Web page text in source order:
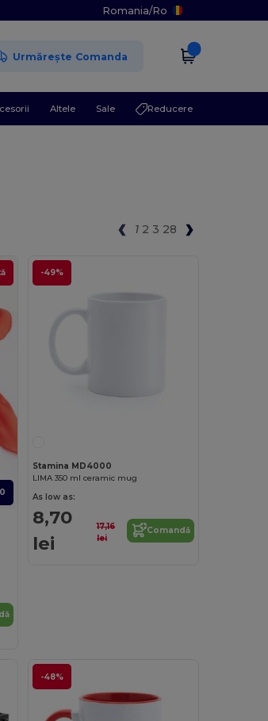
Romania/Ro
Urmărește Comanda
Altele Sale Reducere
1 2 3 28
-49%
Stamina MD4000
LIMA 350 ml ceramic mug
As low as:
8,70
lei
17,16
lei
Comandă
-48%